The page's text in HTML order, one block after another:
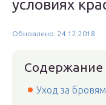
условиях
Обновлено: 24.12.2018
Содержание
Уход за